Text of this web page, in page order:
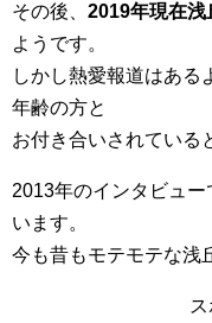
その後、 2019年現在浅
ようです。
しかし熱愛報道はある
年齢の方と
お付き合いされている
2013年のインタビュ
います。
今も昔もモテモテな浅